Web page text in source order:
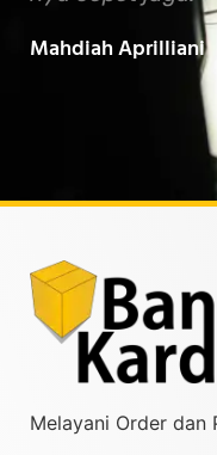
Baarokallahu
Taufiqurrahman MZ
Melayani Order dan